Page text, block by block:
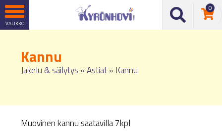
0
Kannu
Jakelu & säilytys »Astiat» Kannu
Muovinen kannu saatavilla 7kpl